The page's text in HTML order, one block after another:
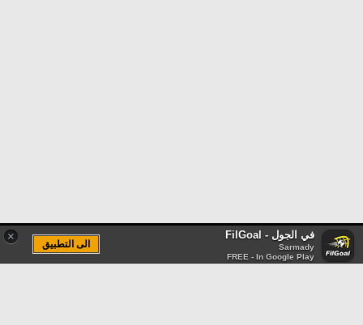
× في الجول - FilGoal
Sarmady
FREE - In Google Play
الى التطبيق